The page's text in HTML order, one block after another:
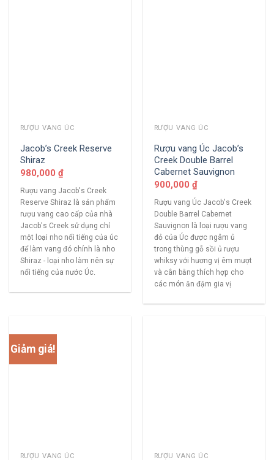
RƯỢU VANG ÚC
Jacob’s Creek Reserve
Shiraz
980,000 ₫
Rượu vang Jacob's Creek
Reserve Shiraz là sản phẩm
rượu vang cao cấp của nhà
Jacob's Creek sử dụng chỉ
một loại nho nổi tiếng của úc
để làm vang đó chính là nho
Shiraz - loại nho làm nên sự
nổi tiếng của nước Úc.
RƯỢU VANG ÚC
Rượu vang Úc Jacob’s
Creek Double Barrel
Cabernet Sauvignon
900,000 ₫
Rượu vang Úc Jacob's Creek
Double Barrel Cabernet
Sauvignon là loại rượu vang
đỏ của Úc được ngâm ủ
trong thùng gỗ sồi ủ rượu
whiksy với hương vị êm mượt
và cân bằng thích hợp cho
các món ăn đậm gia vị
Giảm giá!
RƯỢU VANG ÚC RƯỢU VANG ÚC